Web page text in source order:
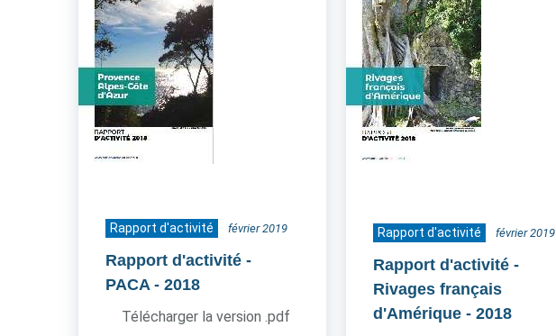
Rapport d'activité février 2019
Rapport d'activité -
PACA - 2018
Télécharger la version .pdf
Rapport d'activité février 2019
Rapport d'activité -
Rivages français
d'Amérique - 2018